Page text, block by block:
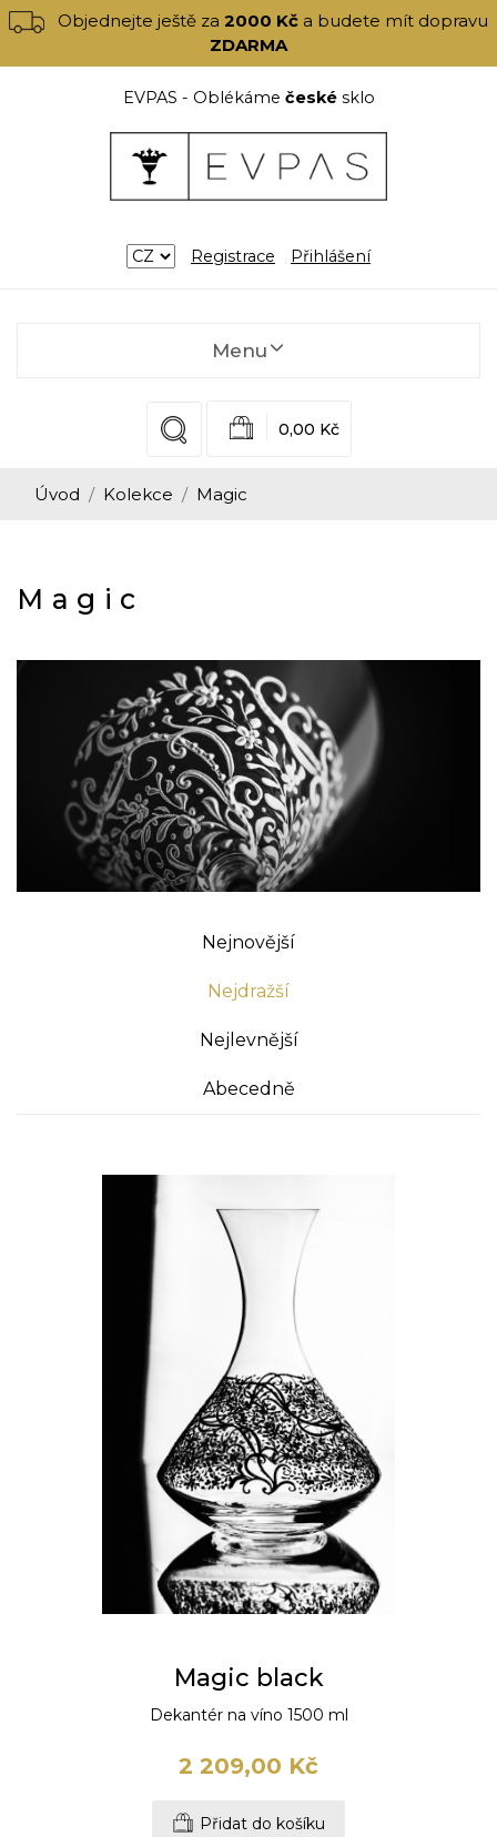
Objednejte ještě za2000 Kč a budete mít dopravu
ZDARMA
EVPAS - Oblékáme českésklo
Registrace Přihlášení
Menu
0,00 Kč
Úvod Kolekce Magic
Magic
Nejnovější
Nejdražší
Nejlevnější
Abecedně
Magic black
Dekantér na víno 1500 ml
2 209,00 Kč
Přidat do košíku